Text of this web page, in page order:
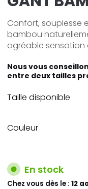
Confort, souplesse
bambou
agréable sensation
Nous vous
entre deux tailles
Taille disponible
Couleur
En stock
Chez vous dès le :12